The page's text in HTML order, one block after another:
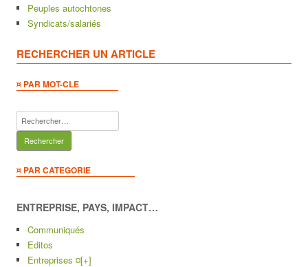
Peuples autochtones
Syndicats/salariés
RECHERCHER UN ARTICLE
¤ PAR MOT-CLE
Rechercher :
¤ PAR CATEGORIE
ENTREPRISE, PAYS, IMPACT…
Communiqués
Editos
Entreprises ¤[+]